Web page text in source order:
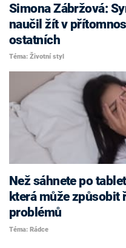
Simona Zábržová:
naučil žít v
ostatních
Téma: Životní styl
Než sáhnete po
která může způsobit
problémů
Téma: Rádce